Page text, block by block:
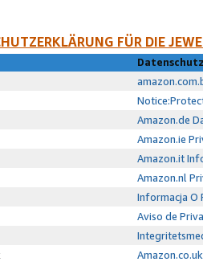
FÜR DIE
Amazon.de
Amazon.ie
Amazon.it
Amazon.nl
Informacja O
Aviso de